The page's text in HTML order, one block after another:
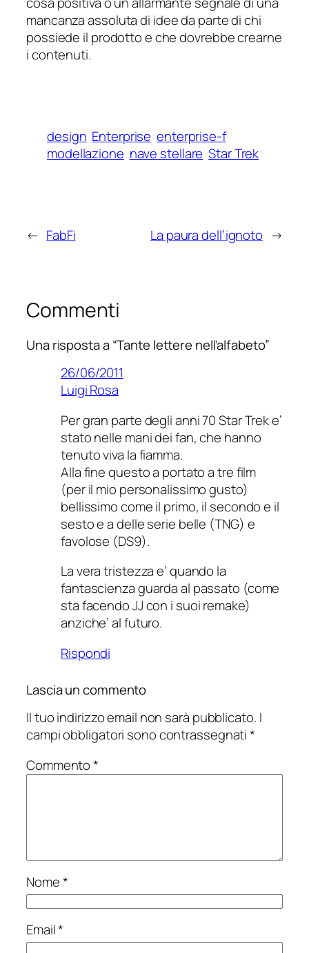
mancanza assoluta di idee da parte di chi
possiede il prodotto e che dovrebbe crearne
i contenuti.
design Enterprise enterprise-f
modellazione nave stellare Star Trek
← FabFi La paura dell’ignoto →
Commenti
Una risposta a “Tante lettere nell’alfabeto”
26/06/2011
Luigi Rosa
Per gran parte degli anni 70 Star Trek e’
stato nelle mani dei fan, che hanno
tenuto viva la fiamma.
Alla fine questo a portato a tre film
(per il mio personalissimo gusto)
bellissimo come il primo, il secondo e il
sesto e a delle serie belle (TNG) e
favolose (DS9).
La vera tristezza e’ quando la
fantascienza guarda al passato (come
sta facendo JJ con i suoi remake)
anziche’ al futuro.
Rispondi
Lascia un commento
Il tuo indirizzo email non sarà pubblicato. I
campi obbligatori sono contrassegnati*
Commento*
Nome*
Email*